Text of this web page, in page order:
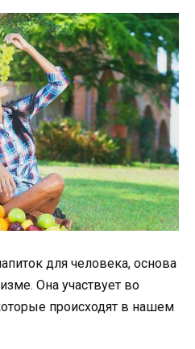
для человека, основа
Она участвует во
происходят в нашем